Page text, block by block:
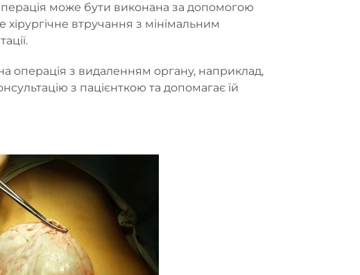
може бути виконана за допомогою
хірургічне втручання з мінімальним
операція з видаленням органу, наприклад,
з пацієнткою та допомагає їй